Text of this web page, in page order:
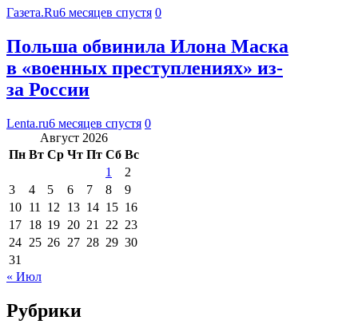
Газета.Ru6 месяцев спустя 0
Польша обвинила Илона Маска
в «военных преступлениях» из-
за России
Lenta.ru6 месяцев спустя 0
Август 2026
Пн Вт Ср Чт Пт Сб Вс
1
2
3
4 5 6 7 8
9
10 11 12 13 14 15 16
17 18 19 20 21 22 23
24 25 26 27 28 29 30
31
« Июл
Рубрики